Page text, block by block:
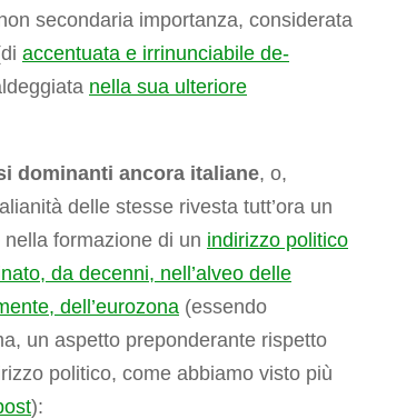
secondaria importanza, considerata
accentuata e irrinunciabile de-
nella sua ulteriore
dominanti ancora italiane, o,
delle stesse rivesta tutt’ora un
formazione di un indirizzo politico
da decenni, nell’alveo delle
dell’eurozona (essendo
un aspetto preponderante rispetto
politico, come abbiamo visto più
):